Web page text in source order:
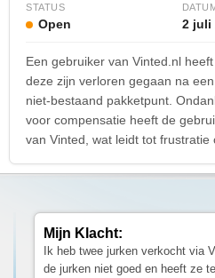
STATUS
Open 2 juli
Een gebruiker van Vinted.nl
deze zijn verloren gegaan na
niet-bestaand pakketpunt.
voor compensatie heeft de
van Vinted, wat leidt tot frustratie
Mijn Klacht:
Ik heb twee jurken verkocht via
de jurken niet goed en heeft ze